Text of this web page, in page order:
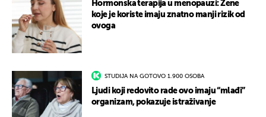
Hormonska terapija u menopauzi: Žene
koje je koriste imaju znatno manji rizik od
ovoga
STUDIJA NA GOTOVO 1.900 OSOBA
Ljudi koji redovito rade ovo imaju “mlađi”
organizam, pokazuje istraživanje